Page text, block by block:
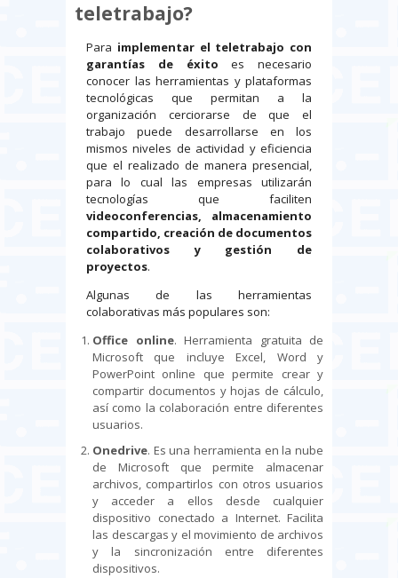
teletrabajo?
Para implementar el teletrabajo con
garantías de éxito es necesario
conocer las herramientas y plataformas
tecnológicas que permitan a la
organización cerciorarse de que el
trabajo puede desarrollarse en los
mismos niveles de actividad y eficiencia
que el realizado de manera presencial,
para lo cual las empresas utilizarán
tecnologías que faciliten
videoconferencias, almacenamiento
compartido, creación de documentos
colaborativos y gestión de
proyectos.
Algunas de las herramientas
colaborativas más populares son:
Office online. Herramienta gratuita de
Microsoft que incluye Excel, Word y
PowerPoint online que permite crear y
compartir documentos y hojas de cálculo,
así como la colaboración entre diferentes
usuarios.
Onedrive. Es una herramienta en la nube
de Microsoft que permite almacenar
archivos, compartirlos con otros usuarios
y acceder a ellos desde cualquier
dispositivo conectado a Internet. Facilita
las descargas y el movimiento de archivos
y la sincronización entre diferentes
dispositivos.